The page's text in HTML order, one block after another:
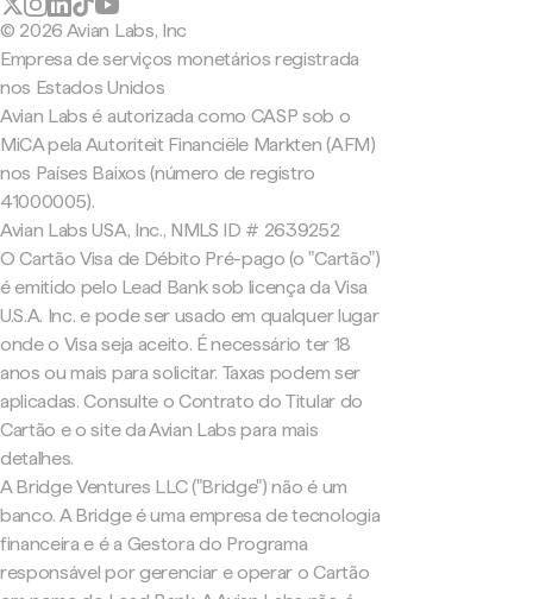
© 2026 Avian Labs, Inc
Empresa de serviços monetários registrada
nos Estados Unidos
Avian Labs é autorizada como CASP sob o
MiCA pela Autoriteit Financiële Markten (AFM)
nos Países Baixos (número de registro
41000005).
Avian Labs USA, Inc., NMLS ID # 2639252
O Cartão Visa de Débito Pré-pago (o "Cartão")
é emitido pelo Lead Bank sob licença da Visa
U.S.A. Inc. e pode ser usado em qualquer lugar
onde o Visa seja aceito. É necessário ter 18
anos ou mais para solicitar. Taxas podem ser
aplicadas. Consulte o Contrato do Titular do
Cartão e o site da Avian Labs para mais
detalhes.
A Bridge Ventures LLC ("Bridge") não é um
banco. A Bridge é uma empresa de tecnologia
financeira e é a Gestora do Programa
responsável por gerenciar e operar o Cartão